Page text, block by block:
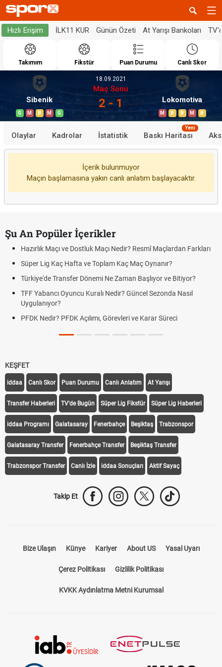
Hızlı Erişim İLK11 KUR Günün Özeti At Yarışı Bankoları
Takımım Fikstür Puan Durumu Canlı Skor
Sibenik
G M B M G
18.09.2021
Maç Sonu
2 - 1 Lokomotiva
M B B M B
Olaylar Kadrolar İstatistik Baskı Haritası
Yeni
İçerik bulunmuyor
Maçın başlamasına yakın canlı anlatım başlayacaktır.
Şu An Popüler İçerikler
Hazırlık Maçı ve Dostluk Maçı Nedir? Resmî Maçlardan Farkları
Süper Lig Kaç Hafta ve Toplam Kaç Maç Oynanır?
Türkiye'de Transfer Dönemi Ne Zaman Başlıyor ve Bitiyor?
TFF Yabancı Oyuncu Kuralı Nedir? Güncel Sezonda Nasıl
Uygulanıyor?
PFDK Nedir? PFDK Açılımı, Görevleri ve Karar Süreci
KEŞFET
iddaa Canlı Skor Puan Durumu Canlı Anlatım At Yarışı
Transfer Haberleri TV'de Bugün Süper Lig Fikstür Süper Lig Haberleri
iddaa Programı Galatasaray Fenerbahçe Beşiktaş Trabzonspor
Galatasaray Transfer Fenerbahçe Transfer Beşiktaş Transfer
Trabzonspor Transfer Canlı İzle iddaa Sonuçları Aktif Sayaç
Takip Et
Bize Ulaşın Künye Kariyer About US Yasal Uyarı
Çerez Politikası Gizlilik Politikası
KVKK Aydınlatma Metni Kurumsal